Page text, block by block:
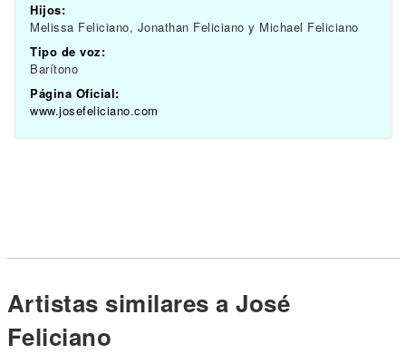
Hijos:
Melissa Feliciano, Jonathan Feliciano y Michael Feliciano
Tipo de voz:
Barítono
Página Oficial:
www.josefeliciano.com
Artistas similares a José
Feliciano